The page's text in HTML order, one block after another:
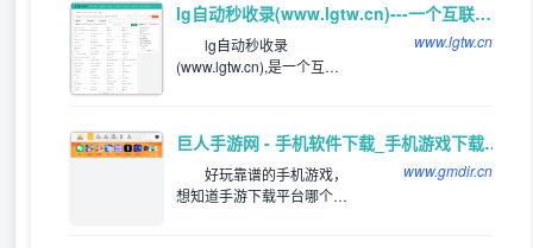
考和公务员招录信息。关注
山西公务员招录、考试信
息，服务公考人群。
lg自动秒收录(www.lgtw.cn)---一个互联网的集合网址导航。
lg自动秒收录
(www.lgtw.cn),是一个互联
类型包括：综合网址，软件
下载网址，电影网址，新游
网址，体育网址，手机网
址，社交网址，汽车网址，
www.lgtw.cn
巨人手游网 - 手机软件下载_手机游戏下载_好玩的手机游戏
好玩靠谱的手机游戏，
想知道手游下载平台哪个
www.gmdir.cn